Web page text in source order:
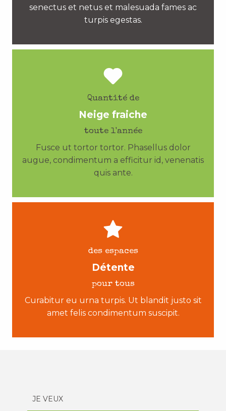
senectus et netus et malesuada fames ac
turpis egestas.
Quantité de
Neige fraiche
toute l'année
Fusce ut tortor tortor. Phasellus dolor
augue, condimentum a efficitur id, venenatis
quis ante.
des espaces
Détente
pour tous
Curabitur eu urna turpis. Ut blandit justo sit
amet felis condimentum suscipit.
JE VEUX